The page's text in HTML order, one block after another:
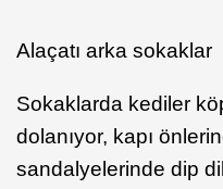
Alaçatı arka sokaklar
Sokaklarda kediler
dolanıyor, kapı
sandalyelerinde dip